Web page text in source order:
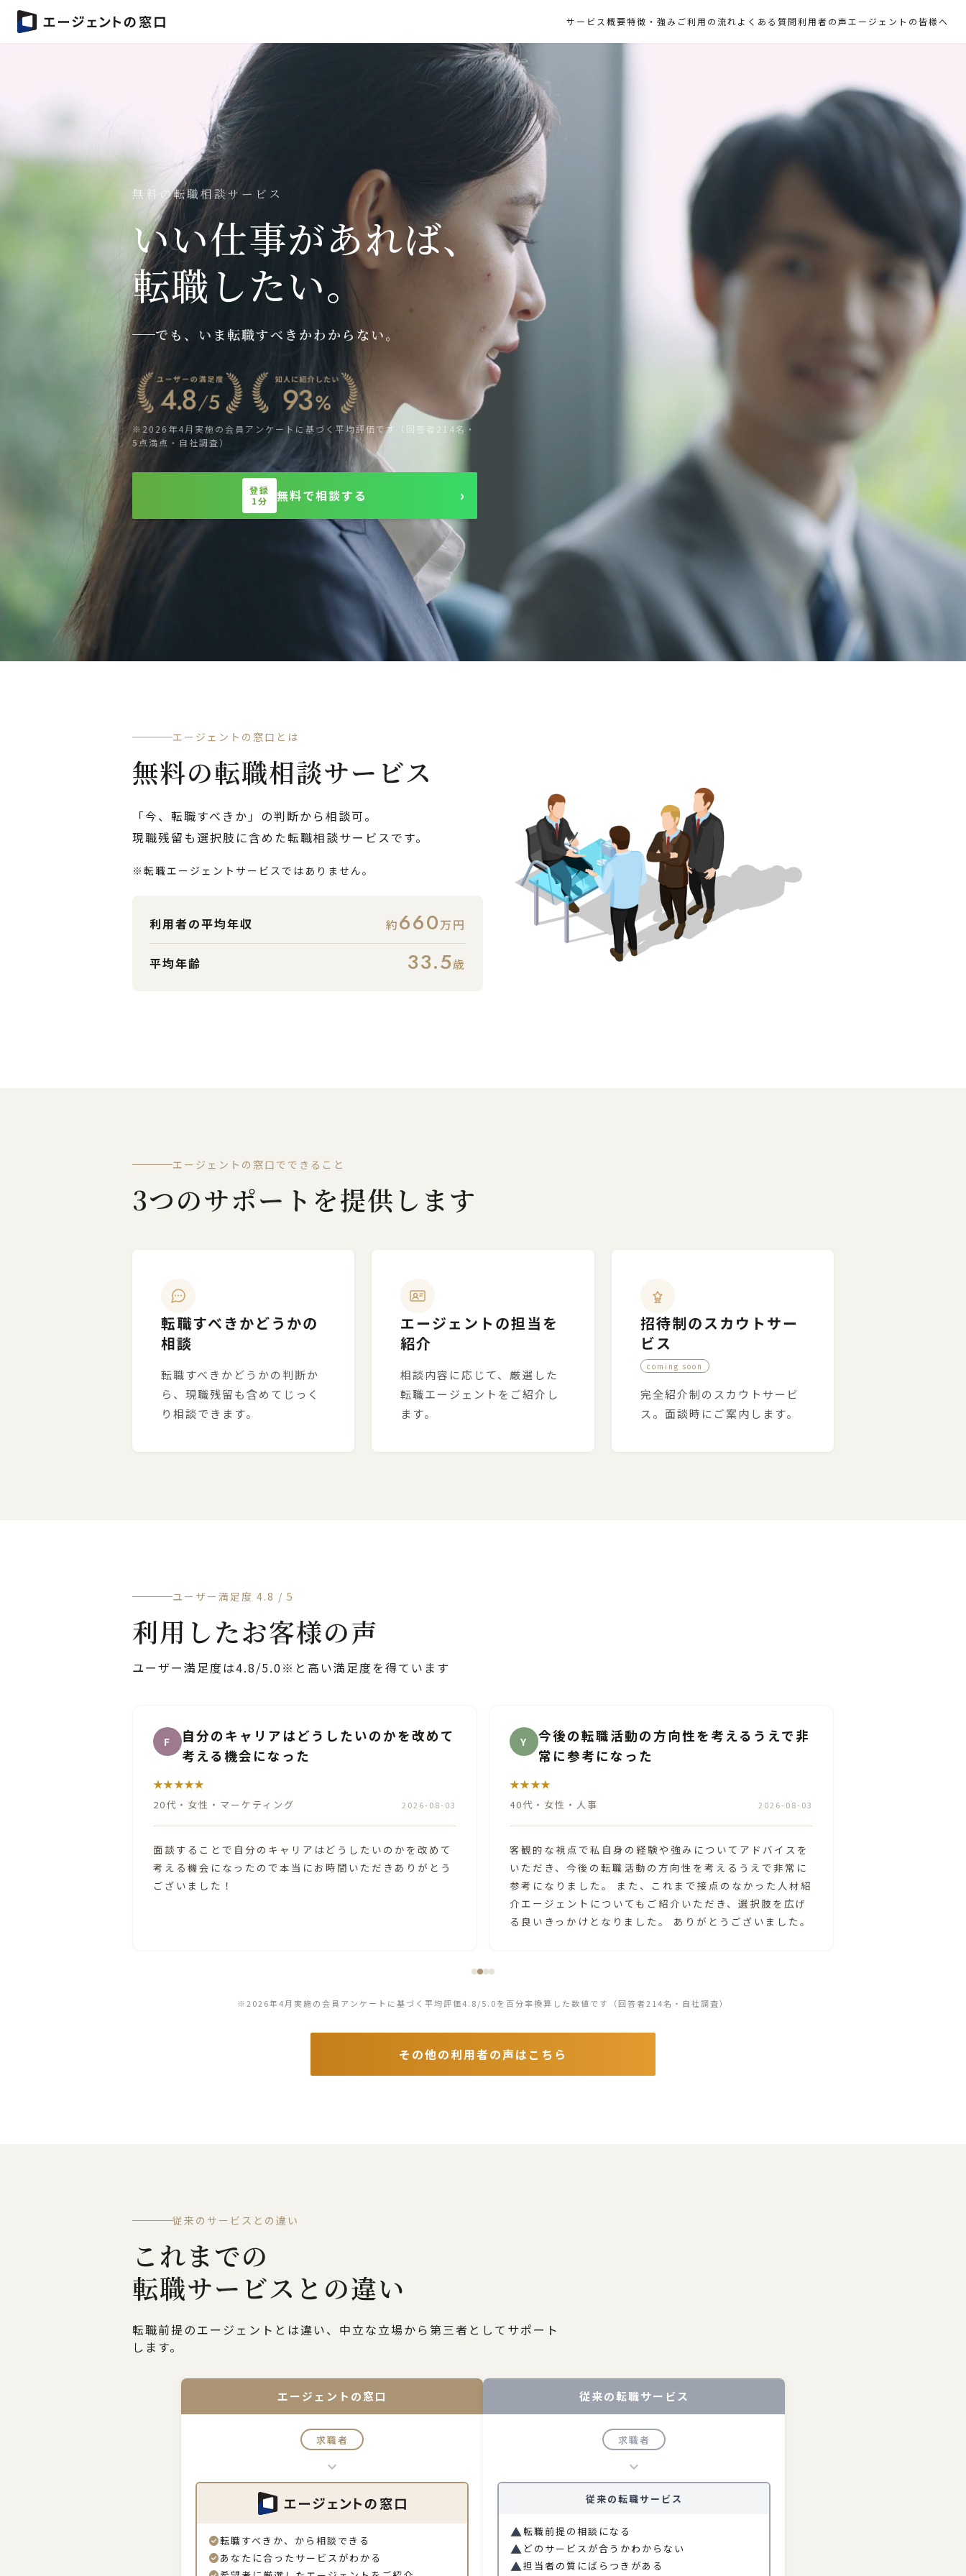
サービス概要特徴・強み ご利用の流れよくある質問利用者の声エージェントの皆様へ
無料の転職相談サービス
いい仕事があれば、
転職したい。
でも、いま転職すべきかわからない。
※2026年4月実施の会員アンケートに基づく平均評価です（回答者214名・
5点満点・自社調査）
登録
1分
無料で相談する ›
エージェントの窓口とは
無料の転職相談サービス
「今、転職すべきか」の判断から相談可。
現職残留も選択肢に含めた転職相談サービスです。
※転職エージェントサービスではありません。
利用者の平均年収 約660万円
平均年齢 33.5歳
エージェントの窓口でできること
3つのサポートを提供します
転職すべきかどうかの
相談
転職すべきかどうかの判断か
ら、現職残留も含めてじっく
り相談できます。
エージェントの担当を
紹介
相談内容に応じて、厳選した
転職エージェントをご紹介し
ます。
招待制のスカウトサー
ビス
coming soon
完全紹介制のスカウトサービ
ス。面談時にご案内します。
ユーザー満足度 4.8 / 5
利用したお客様の声
ユーザー満足度は4.8/5.0※と高い満足度を得ています
Y
今後の転職活動の方向性を考えるうえで非
常に参考になった
★★★★
40代 ・ 女性 ・ 人事 2026-08-03
客観的な視点で私自身の経験や強みについてアドバイスを
いただき、今後の転職活動の方向性を考えるうえで非常に
参考になりました。 また、これまで接点のなかった人材紹
K お話をしていく中で考えが180度変わった
にありがとうございました！年齢的なことや経歴から、強
い不安がずっとありましたが、お話をしていく中でその考
えが180度変わり、具体的な次のアクションが見えて心が
すごく晴れました。
※2026年4月実施の会員アンケートに基づく平均評価4.8/5.0を百分率換算した数値です（回答者214名・自社調査）
その他の利用者の声はこちら
従来のサービスとの違い
これまでの
転職サービスとの違い
転職前提のエージェントとは違い、中立な立場から第三者としてサポート
します。
エージェントの窓口
求職者
keyboard_arrow_down
check_circle転職すべきか、から相談できる
check_circleあなたに合ったサービスがわかる
従来の転職サービス
求職者
keyboard_arrow_down
従来の転職サービス
▲転職前提の相談になる
▲ どのサービスが合うかわからない
▲担当者の質にばらつきがある